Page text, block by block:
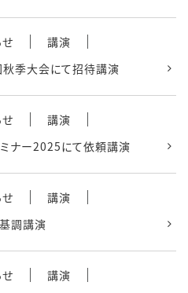
講演
季大会にて招待講演
講演
ナー2025にて依頼講演
講演
調講演
講演